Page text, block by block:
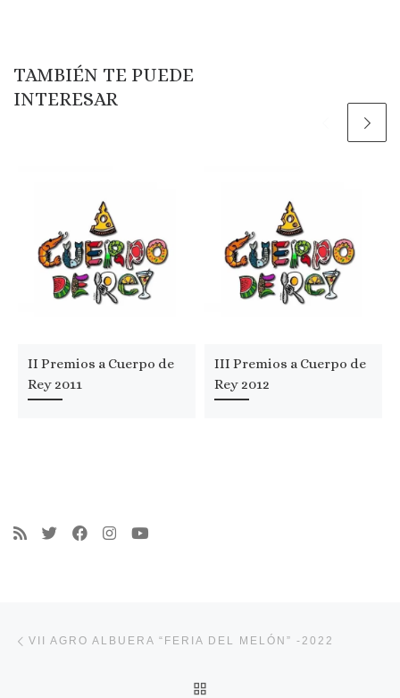
TAMBIÉN TE PUEDE
INTERESAR
II Premios a Cuerpo de
Rey 2011
III Premios a Cuerpo de
Rey 2012
VII AGRO ALBUERA “FERIA DEL MELÓN” -2022